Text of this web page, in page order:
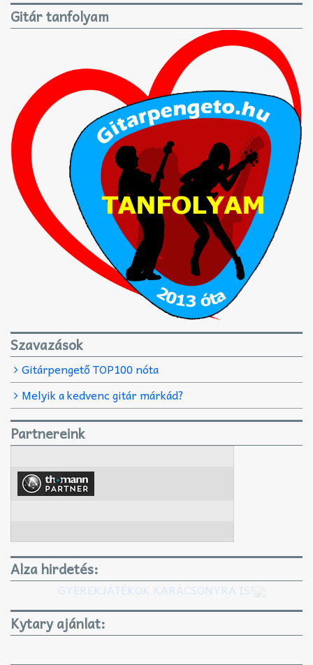
Gitár tanfolyam
Szavazások
Gitárpengető TOP100 nóta
Melyik a kedvenc gitár márkád?
Partnereink
Alza hirdetés:
GYEREKJÁTÉKOK KARÁCSONYRA IS!
Kytary ajánlat: